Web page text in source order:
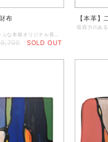
布
SOLD OUT
【本革】